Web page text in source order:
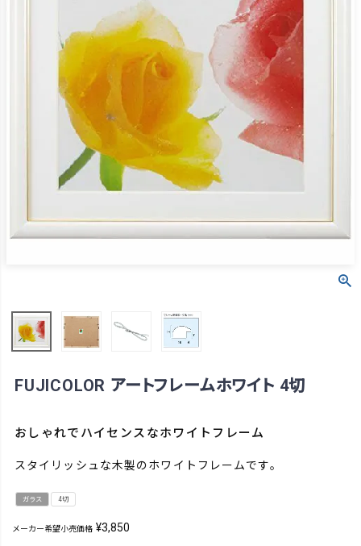
FUJICOLOR アートフレームホワイト 4切
おしゃれでハイセンスなホワイトフレーム
スタイリッシュな木製のホワイトフレームです。
ガラス 4切
メーカー希望小売価格 ¥3,850